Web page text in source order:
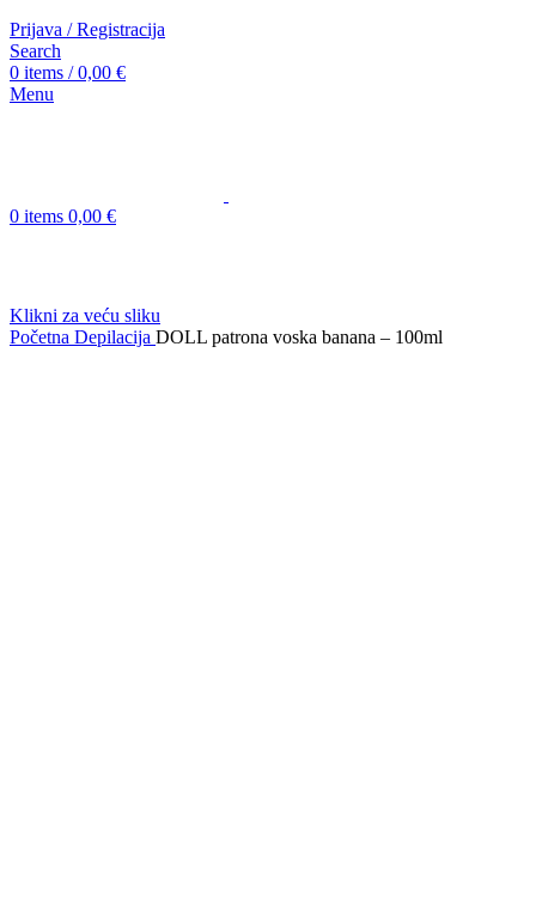
Prijava / Registracija
Search
0 items / 0,00 €
Menu
0 items 0,00 €
Klikni za veću sliku
Početna Depilacija DOLL patrona voska banana – 100ml